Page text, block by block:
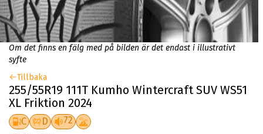
Om det finns en fälg med på bilden är det endast i illustrativt
syfte
Tillbaka
255/55R19 111T Kumho Wintercraft SUV WS51
XL Friktion 2024
C D 72